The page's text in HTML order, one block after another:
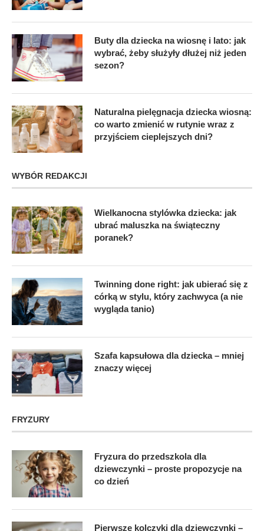
Buty dla dziecka na wiosnę i lato: jak
wybrać, żeby służyły dłużej niż jeden
sezon?
Naturalna pielęgnacja dziecka wiosną:
co warto zmienić w rutynie wraz z
przyjściem cieplejszych dni?
WYBÓR REDAKCJI
Wielkanocna stylówka dziecka: jak
ubrać maluszka na świąteczny
poranek?
Twinning done right: jak ubierać się z
córką w stylu, który zachwyca (a nie
wygląda tanio)
Szafa kapsułowa dla dziecka – mniej
znaczy więcej
FRYZURY
Fryzura do przedszkola dla
dziewczynki – proste propozycje na
co dzień
Pierwsze kolczyki dla dziewczynki –